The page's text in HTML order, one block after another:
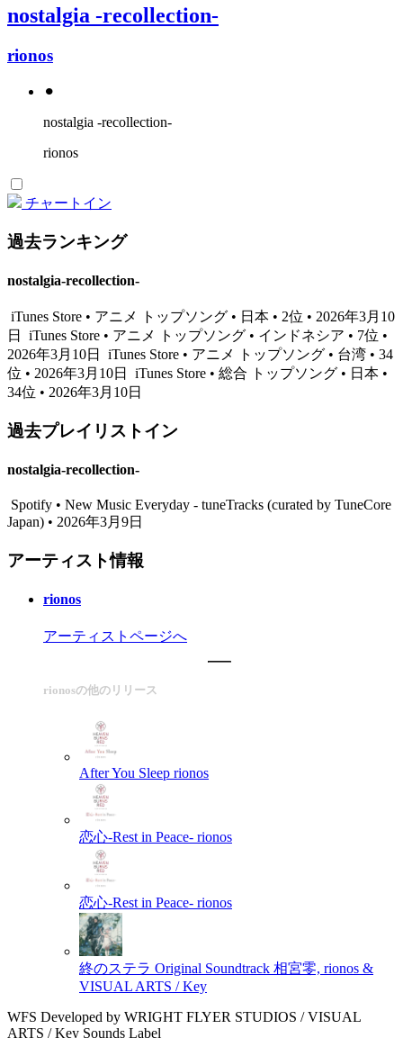
nostalgia -recollection-
rionos
⚫︎
nostalgia -recollection-
rionos
チャートイン
過去ランキング
nostalgia-recollection-
iTunes Store • アニメ トップソング • 日本 • 2位 • 2026年3月10
日
iTunes Store • アニメ トップソング • インドネシア • 7位 •
2026年3月10日
iTunes Store • アニメ トップソング • 台湾 • 34
位 • 2026年3月10日
iTunes Store • 総合 トップソング • 日本 •
34位 • 2026年3月10日
過去プレイリストイン
nostalgia-recollection-
Spotify • New Music Everyday - tuneTracks (curated by TuneCore
Japan) • 2026年3月9日
アーティスト情報
rionos
アーティストページへ
rionosの他のリリース
After You Sleep rionos
恋心-Rest in Peace- rionos
恋心-Rest in Peace- rionos
終のステラ Original Soundtrack 相宮零, rionos &
VISUAL ARTS / Key
WFS Developed by WRIGHT FLYER STUDIOS / VISUAL
ARTS / Key Sounds Label